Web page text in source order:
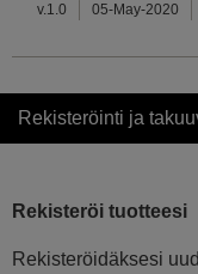
v.1.0 05-May-2020
Rekisteröinti ja
Rekisteröi tuotteesi
Rekisteröidäksesi